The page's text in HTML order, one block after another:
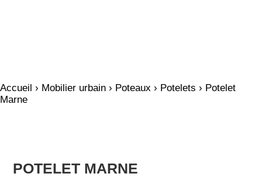
Accueil › Mobilier urbain › Poteaux › Potelets › Potelet
Marne
POTELET MARNE